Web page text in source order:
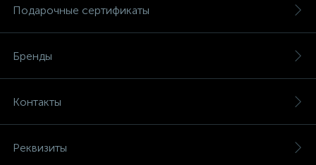
Подарочные сертификаты
Бренды
Контакты
Реквизиты